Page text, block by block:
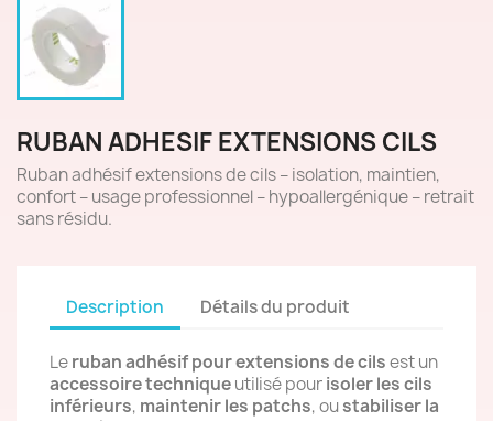
RUBAN ADHESIF EXTENSIONS CILS
Ruban adhésif extensions de cils – isolation, maintien,
confort – usage professionnel – hypoallergénique – retrait
sans résidu.
Description Détails du produit
Leruban adhésif pour extensions de cilsest un
accessoire techniqueutilisé pourisoler les cils
inférieurs, maintenir les patchs, oustabiliser la